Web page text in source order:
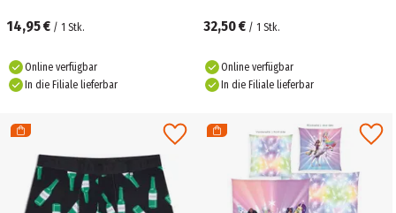
14,95 € / 1 Stk.
Online verfügbar
In die Filiale lieferbar
32,50 € / 1 Stk.
Online verfügbar
In die Filiale lieferbar